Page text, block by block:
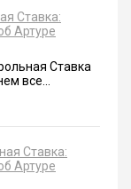
Ставка:
Артуре
Ставка
все...
Ставка:
Артуре